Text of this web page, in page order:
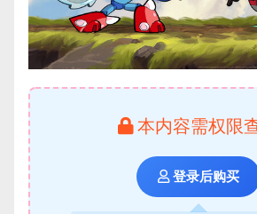
本内容需权限
登录后购买